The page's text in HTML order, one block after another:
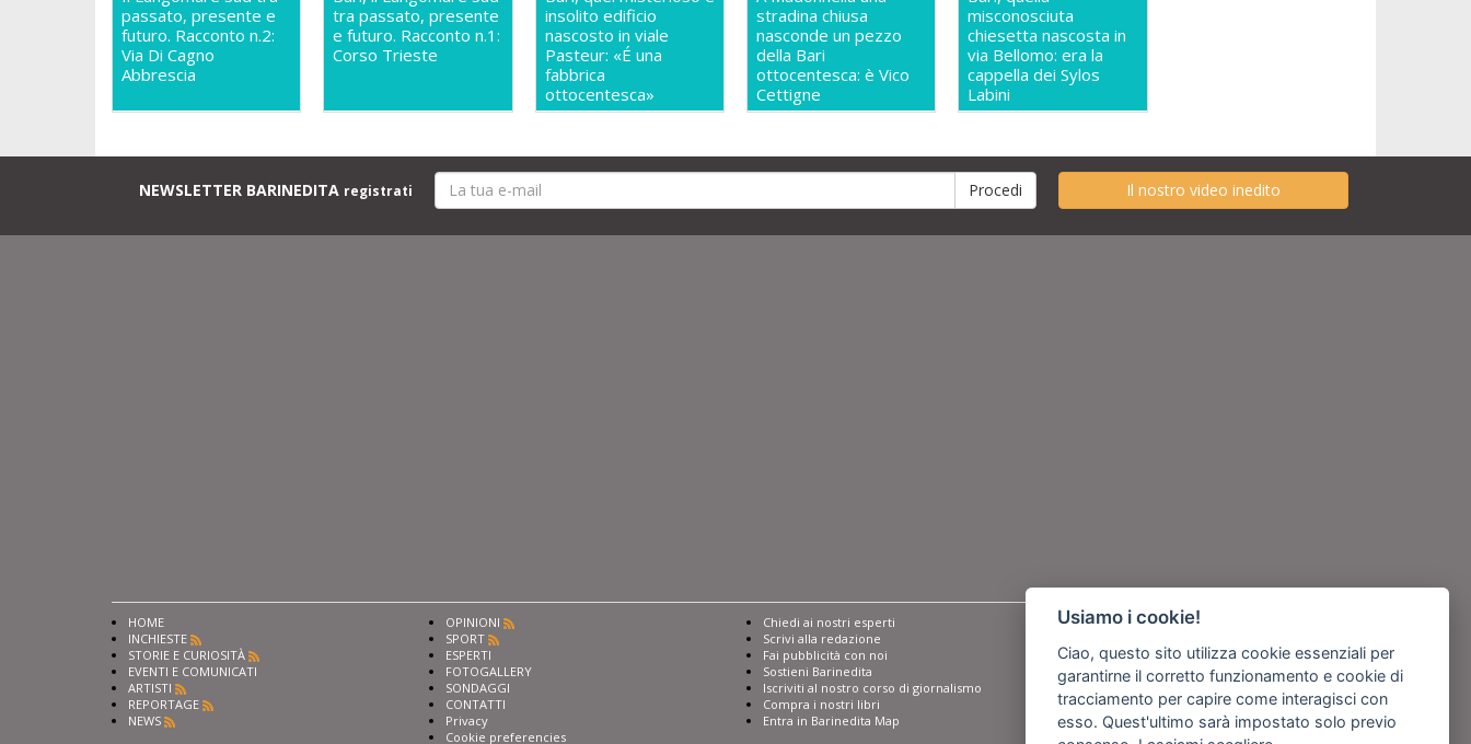
passato, presente e
futuro. Racconto n.2:
Via Di Cagno
Abbrescia
tra passato, presente
e futuro. Racconto n.1:
Corso Trieste
insolito edificio
nascosto in viale
Pasteur: «É una
fabbrica
ottocentesca»
stradina chiusa
nasconde un pezzo
della Bari
ottocentesca: è Vico
Cettigne
misconosciuta
chiesetta nascosta in
via Bellomo: era la
cappella dei Sylos
Labini
NEWSLETTER BARINEDITA registrati Il nostro video inedito
HOME
INCHIESTE
STORIE E CURIOSITÀ
EVENTI E COMUNICATI
ARTISTI
REPORTAGE
NEWS
OPINIONI
SPORT
ESPERTI
FOTOGALLERY
SONDAGGI
CONTATTI
Privacy
Cookie preferencies
Chiedi ai nostri esperti
Scrivi alla redazione
Fai pubblicità con noi
Sostieni Barinedita
Iscriviti al nostro corso di giornalismo
Compra i nostri libri
Entra in Barinedita Map
Seguici su
Usiamo i cookie!
Ciao, questo sito utilizza cookie essenziali per
garantirne il corretto funzionamento e cookie di
tracciamento per capire come interagisci con
esso. Quest'ultimo sarà impostato solo previo